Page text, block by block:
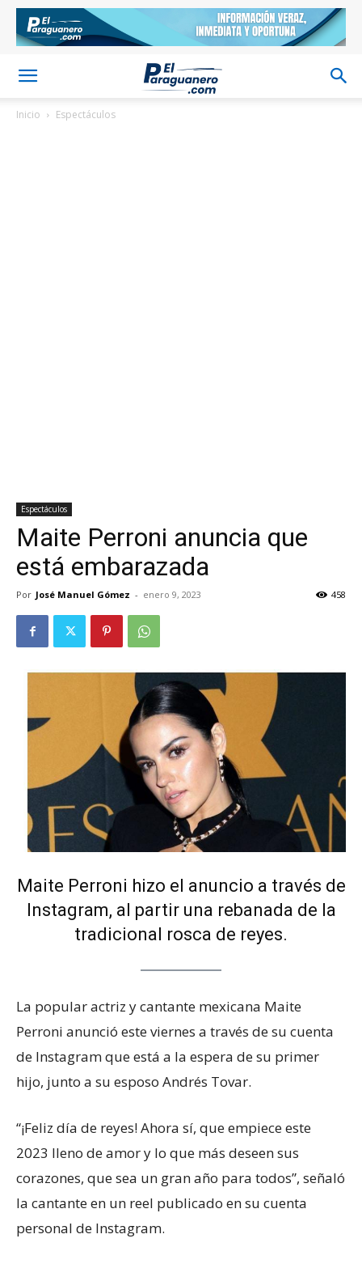
Inicio Espectáculos
Espectáculos
Maite Perroni anuncia que
está embarazada
Por José Manuel Gómez - enero 9, 2023 458
Maite Perroni hizo el anuncio a través de
Instagram, al partir una rebanada de la
tradicional rosca de reyes.
La popular actriz y cantante mexicana Maite
Perroni anunció este viernes a través de su cuenta
de Instagram que está a la espera de su primer
hijo, junto a su esposo Andrés Tovar.
“¡Feliz día de reyes! Ahora sí, que empiece este
2023 lleno de amor y lo que más deseen sus
corazones, que sea un gran año para todos”, señaló
la cantante en un reel publicado en su cuenta
personal de Instagram.